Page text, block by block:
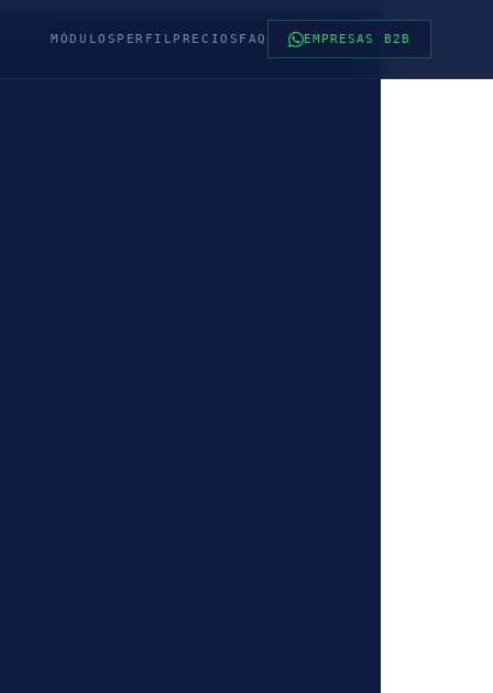
MÓDULOS PERFIL PRECIOS FAQ EMPRESAS B2B